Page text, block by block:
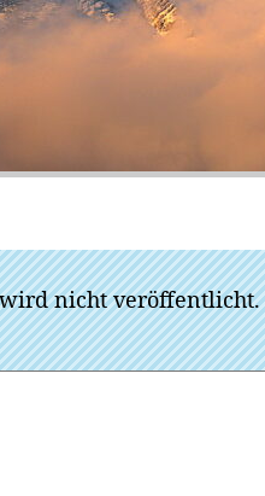
nicht veröffentlicht.